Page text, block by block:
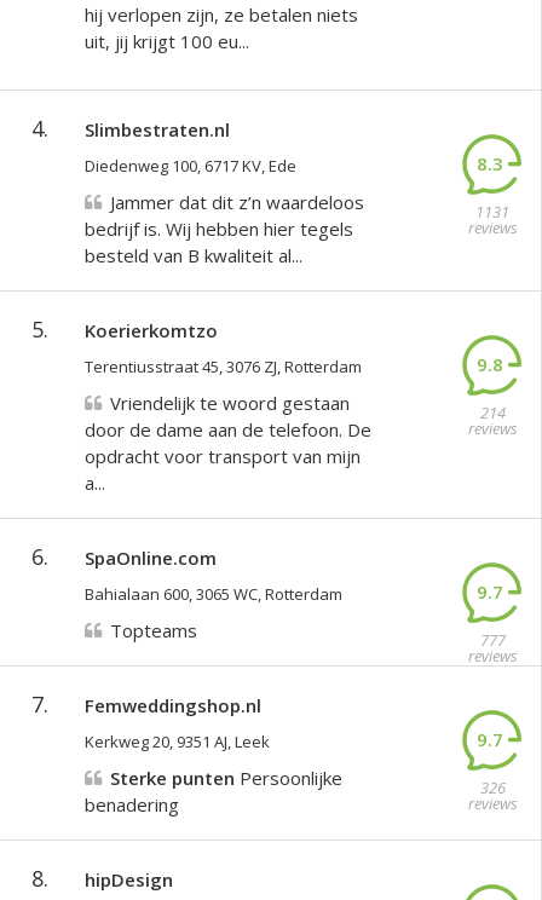
hij verlopen zijn, ze betalen niets
uit, jij krijgt 100 eu...
4. Slimbestraten.nl
Diedenweg 100, 6717 KV, Ede 8.3
1131
reviews
Jammer dat dit z’n waardeloos
bedrijf is. Wij hebben hier tegels
besteld van B kwaliteit al...
5. Koerierkomtzo
Terentiusstraat 45, 3076 ZJ, Rotterdam 9.8
214
reviews
Vriendelijk te woord gestaan
door de dame aan de telefoon. De
opdracht voor transport van mijn
a...
6. SpaOnline.com
Bahialaan 600, 3065 WC, Rotterdam 9.7
777
reviews
Topteams
7. Femweddingshop.nl
Kerkweg 20, 9351 AJ, Leek 9.7
326
reviews
Sterke punten Persoonlijke
benadering
8. hipDesign